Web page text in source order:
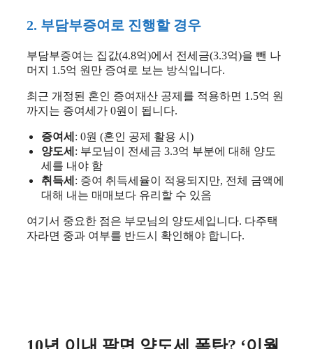
2. 부담부증여로 진행할 경우
부담부증여는 집값(4.8억)에서 전세금(3.3억)을 뺀 나
머지 1.5억 원만 증여로 보는 방식입니다.
최근 개정된 혼인 증여재산 공제를 적용하면 1.5억 원
까지는 증여세가 0원이 됩니다.
증여세 : 0원 (혼인 공제 활용 시)
양도세 : 부모님이 전세금 3.3억 부분에 대해 양도
세를 내야 함
취득세 : 증여 취득세율이 적용되지만, 전체 금액에
대해 내는 매매보다 유리할 수 있음
여기서 중요한 점은 부모님의 양도세입니다. 다주택
자라면 중과 여부를 반드시 확인해야 합니다.